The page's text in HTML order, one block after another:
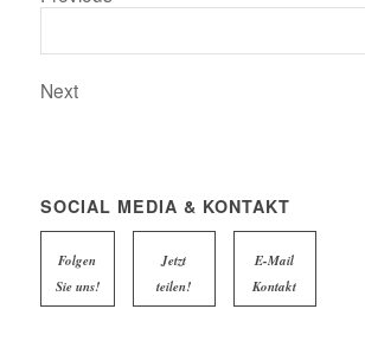
Next
SOCIAL MEDIA & KONTAKT
Folgen
Sie uns!
Jetzt
teilen!
E-Mail
Kontakt